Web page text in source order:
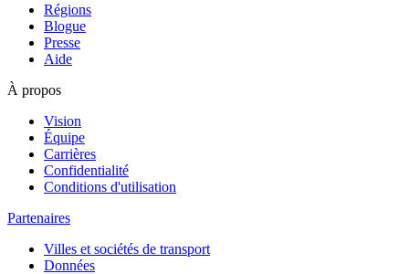
Régions
Blogue
Presse
Aide
À propos
Vision
Équipe
Carrières
Confidentialité
Conditions d'utilisation
Partenaires
Villes et sociétés de transport
Données